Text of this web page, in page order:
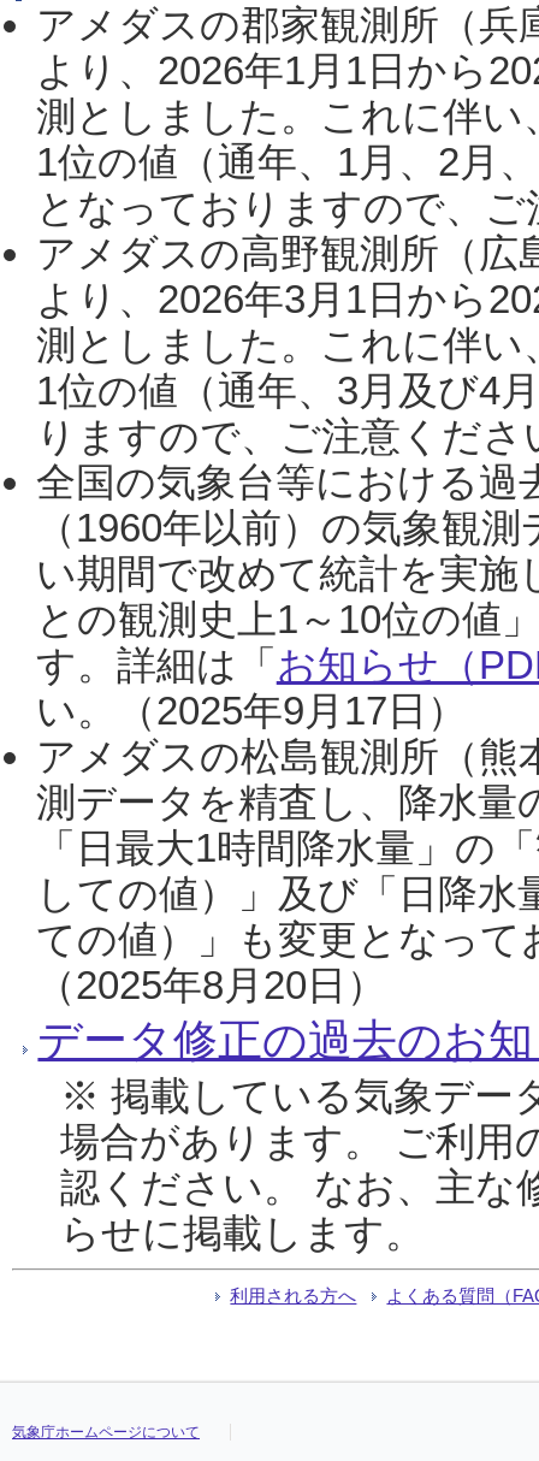
アメダスの郡家観測所（
より、2026年1月1日から
測としました。これに伴い
1位の値（通年、1月、2月
となっておりますので、
アメダスの高野観測所（
より、2026年3月1日から
測としました。これに伴い
1位の値（通年、3月及び4
りますので、ご注意くだ
全国の気象台等における過
（1960年以前）の気象観
い期間で改めて統計を実
との観測史上1～10位の値
す。詳細は「 お知らせ（
い。（2025年9月17日）
アメダスの松島観測所（熊
測データを精査し、降水
「日最大1時間降水量」の
しての値）」及び「日降
ての値）」も変更となっ
（2025年8月20日）
データ修正の過去のお
※ 掲載している気象デー
場合があります。 ご利用
認ください。 なお、主な
らせに掲載します。
利用される方へ よくある質問（
気象庁ホームページについて